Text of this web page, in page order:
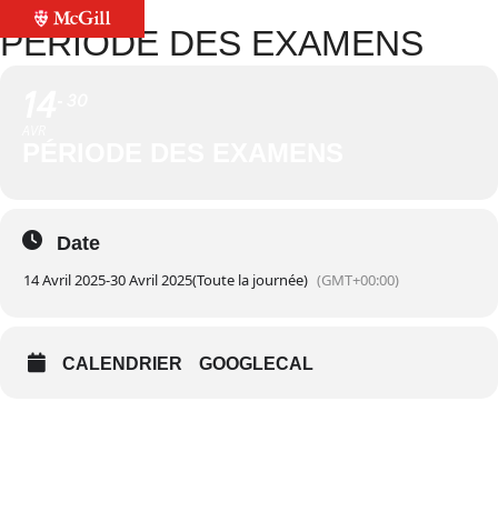
PÉRIODE DES EXAMENS
Date
14 Avril 2025-30 Avril 2025(Toute la journée) (GMT+00:00)
CALENDRIER GOOGLECAL